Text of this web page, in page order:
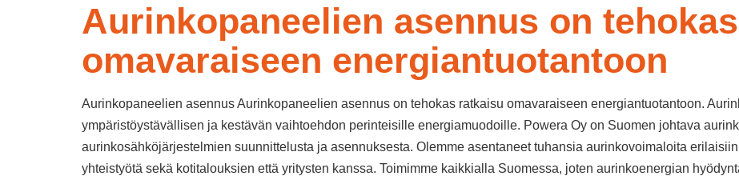
Aurinkopaneelien asennus on
omavaraiseen energiantuotantoon
Aurinkopaneelien asennus Aurinkopaneelien asennus on tehokas ratkaisu omavaraiseen energiantuotantoon.
ympäristöystävällisen ja kestävän vaihtoehdon perinteisille energiamuodoille. Powera Oy on Suomen johtava
aurinkosähköjärjestelmien suunnittelusta ja asennuksesta. Olemme asentaneet tuhansia aurinkovoimaloita
yhteistyötä sekä kotitalouksien että yritysten kanssa. Toimimme kaikkialla Suomessa, joten aurinkoenergian